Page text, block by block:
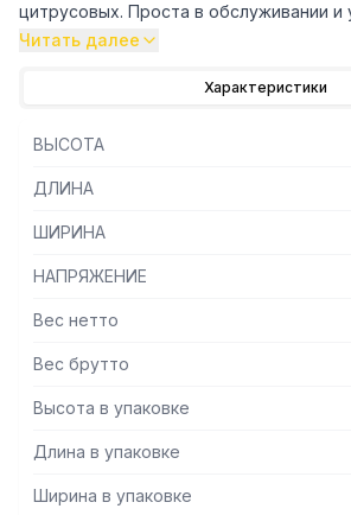
цитрусовых. Проста в обслуживании и
– Чаша из нержавеющей стали съемная
– Прозрачная крышка
– Универсальная развертка из
лимонов и апельсинов (дополнительно
– Сито из поликарбоната
Читать далее
Характеристики
ВЫСОТА
ДЛИНА
ШИРИНА
НАПРЯЖЕНИЕ
Вес нетто
Вес брутто
Высота в упаковке
Длина в упаковке
Ширина в упаковке